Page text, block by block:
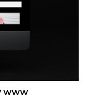
www